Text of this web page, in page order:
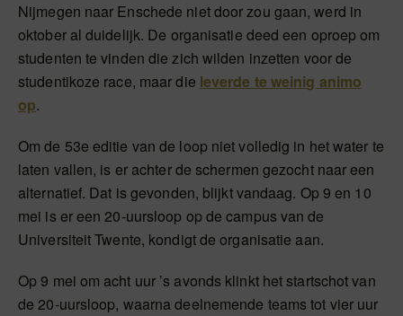
Nijmegen naar Enschede niet door zou gaan, werd in
oktober al duidelijk. De organisatie deed een oproep om
studenten te vinden die zich wilden inzetten voor de
studentikoze race, maar die leverde te weinig animo
op.
Om de 53e editie van de loop niet volledig in het water te
laten vallen, is er achter de schermen gezocht naar een
alternatief. Dat is gevonden, blijkt vandaag. Op 9 en 10
mei is er een 20-uursloop op de campus van de
Universiteit Twente, kondigt de organisatie aan.
Op 9 mei om acht uur ’s avonds klinkt het startschot van
de 20-uursloop, waarna deelnemende teams tot vier uur